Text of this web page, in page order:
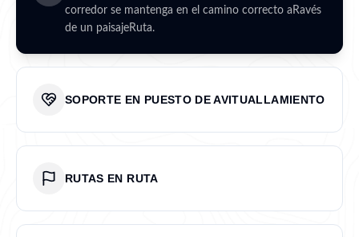
corredor se mantenga en el camino correcto aRavés
de un paisajeRuta.
SOPORTE EN PUESTO DE AVITUALLAMIENTO
RUTAS EN RUTA